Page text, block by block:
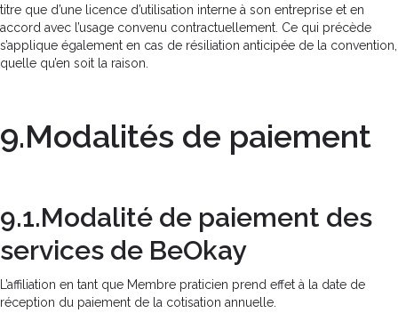
titre que d’une licence d’utilisation interne à son entreprise et en
accord avec l’usage convenu contractuellement. Ce qui précède
s’applique également en cas de résiliation anticipée de la convention,
quelle qu’en soit la raison.
9.Modalités de paiement
9.1.Modalité de paiement des
services de BeOkay
L’affiliation en tant que Membre praticien prend effet à la date de
réception du paiement de la cotisation annuelle.